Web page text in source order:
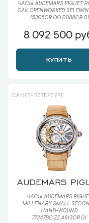
ЧАСЫ AUDEMARS PIGUET
OAK OPENWORKED
15305OR.OO.D088CR.01
8 092 500
КУПИТЬ
САНКТ-ПЕТЕРБУРГ
AUDEMARS
ЧАСЫ AUDEMARS
MILLENARY SMALL
HAND-WOUND
77247BC.ZZ.A813CR.01